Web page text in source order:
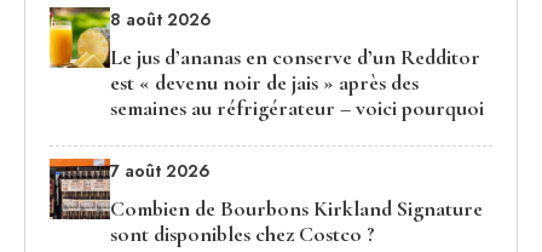
8 août 2026
Le jus d’ananas en conserve d’un Redditor
est « devenu noir de jais » après des
semaines au réfrigérateur – voici pourquoi
7 août 2026
Combien de Bourbons Kirkland Signature
sont disponibles chez Costco ?